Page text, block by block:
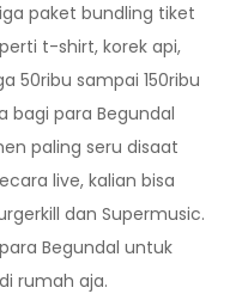
paket bundling tiket
t-shirt, korek api,
50ribu sampai 150ribu
bagi para Begundal
paling seru disaat
live, kalian bisa
dan Supermusic.
Begundal untuk
rumah aja.